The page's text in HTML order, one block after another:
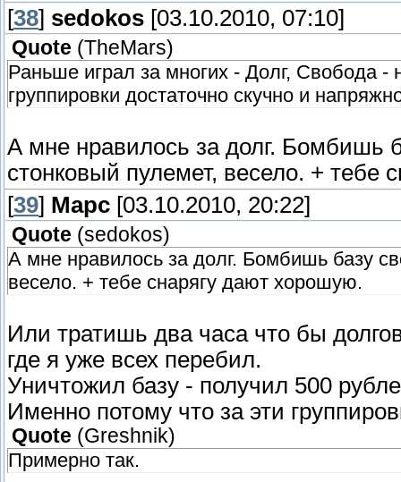
[38] sedokos [03.10.2010, 07:10]
Quote (TheMars)
Раньше играл за многих - Долг, Свобода
группировки достаточно скучно и
А мне нравилось за долг. Бомбишь
стонковый пулемет, весело. + тебе
[39] Марс [03.10.2010, 20:22]
Quote (sedokos)
А мне нравилось за долг. Бомбишь базу
весело. + тебе снарягу дают хорошую.
Или тратишь два часа что бы
где я уже всех перебил.
Уничтожил базу - получил 500
Именно потому что за эти
Quote (Greshnik)
Примерно так.